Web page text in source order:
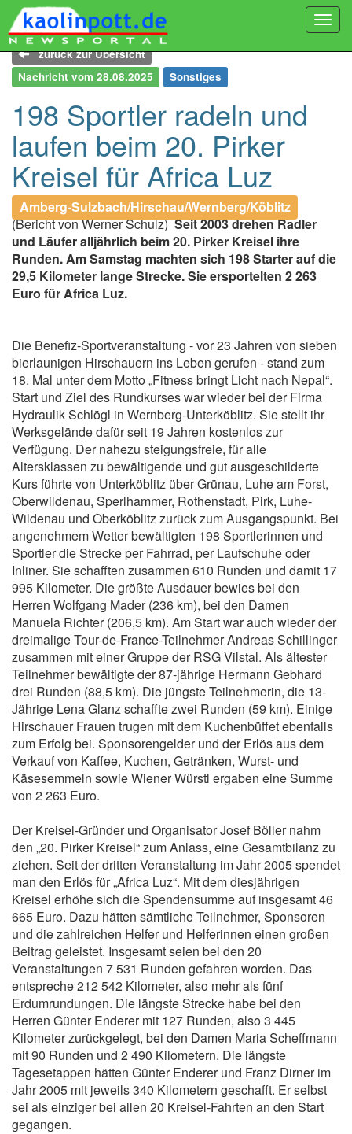
zurück zur Übersicht
Nachricht vom 28.08.2025
Sonstiges
198 Sportler radeln und
laufen beim 20. Pirker
Kreisel für Africa Luz
Amberg-Sulzbach/Hirschau/Wernberg/Köblitz
(Bericht von Werner Schulz)Seit 2003 drehen Radler
und Läufer alljährlich beim 20. Pirker Kreisel ihre
Runden. Am Samstag machten sich 198 Starter auf die
29,5 Kilometer lange Strecke. Sie ersportelten 2 263
Euro für Africa Luz.
Die Benefiz-Sportveranstaltung - vor 23 Jahren von sieben
bierlaunigen Hirschauern ins Leben gerufen - stand zum
18. Mal unter dem Motto „Fitness bringt Licht nach Nepal“.
Start und Ziel des Rundkurses war wieder bei der Firma
Hydraulik Schlögl in Wernberg-Unterköblitz. Sie stellt ihr
Werksgelände dafür seit 19 Jahren kostenlos zur
Verfügung. Der nahezu steigungsfreie, für alle
Altersklassen zu bewältigende und gut ausgeschilderte
Kurs führte von Unterköblitz über Grünau, Luhe am Forst,
Oberwildenau, Sperlhammer, Rothenstadt, Pirk, Luhe-
Wildenau und Oberköblitz zurück zum Ausgangspunkt. Bei
angenehmem Wetter bewältigten 198 Sportlerinnen und
Sportler die Strecke per Fahrrad, per Laufschuhe oder
Inliner. Sie schafften zusammen 610 Runden und damit 17
995 Kilometer. Die größte Ausdauer bewies bei den
Herren Wolfgang Mader (236 km), bei den Damen
Manuela Richter (206,5 km). Am Start war auch wieder der
dreimalige Tour-de-France-Teilnehmer Andreas Schillinger
zusammen mit einer Gruppe der RSG Vilstal. Als ältester
Teilnehmer bewältigte der 87-jährige Hermann Gebhard
drei Runden (88,5 km). Die jüngste Teilnehmerin, die 13-
Jährige Lena Glanz schaffte zwei Runden (59 km). Einige
Hirschauer Frauen trugen mit dem Kuchenbüffet ebenfalls
zum Erfolg bei. Sponsorengelder und der Erlös aus dem
Verkauf von Kaffee, Kuchen, Getränken, Wurst- und
Käsesemmeln sowie Wiener Würstl ergaben eine Summe
von 2 263 Euro.
Der Kreisel-Gründer und Organisator Josef Böller nahm
den „20. Pirker Kreisel“ zum Anlass, eine Gesamtbilanz zu
ziehen. Seit der dritten Veranstaltung im Jahr 2005 spendet
man den Erlös für „Africa Luz“. Mit dem diesjährigen
Kreisel erhöhe sich die Spendensumme auf insgesamt 46
665 Euro. Dazu hätten sämtliche Teilnehmer, Sponsoren
und die zahlreichen Helfer und Helferinnen einen großen
Beitrag geleistet. Insgesamt seien bei den 20
Veranstaltungen 7 531 Runden gefahren worden. Das
entspreche 212 542 Kilometer, also mehr als fünf
Erdumrundungen. Die längste Strecke habe bei den
Herren Günter Enderer mit 127 Runden, also 3 445
Kilometer zurückgelegt, bei den Damen Maria Scheffmann
mit 90 Runden und 2 490 Kilometern. Die längste
Tagesetappen hätten Günter Enderer und Franz Dirner im
Jahr 2005 mit jeweils 340 Kilometern geschafft. Er selbst
sei als einziger bei allen 20 Kreisel-Fahrten an den Start
gegangen.